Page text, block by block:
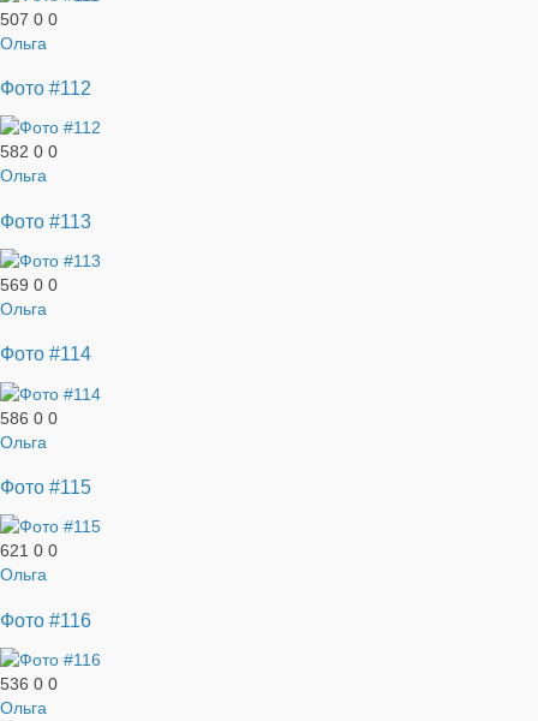
507 0 0
Ольга
Фото #112
582 0 0
Ольга
Фото #113
569 0 0
Ольга
Фото #114
586 0 0
Ольга
Фото #115
621 0 0
Ольга
Фото #116
536 0 0
Ольга